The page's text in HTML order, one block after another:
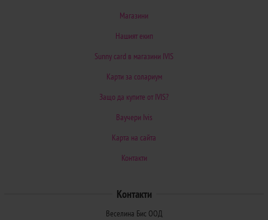
Магазини
Нашият екип
Sunny card в магазини IVIS
Карти за солариум
Защо да купите от IVIS?
Ваучери Ivis
Карта на сайта
Контакти
Контакти
Веселина Бис ООД